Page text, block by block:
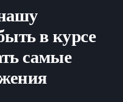
в курсе
самые